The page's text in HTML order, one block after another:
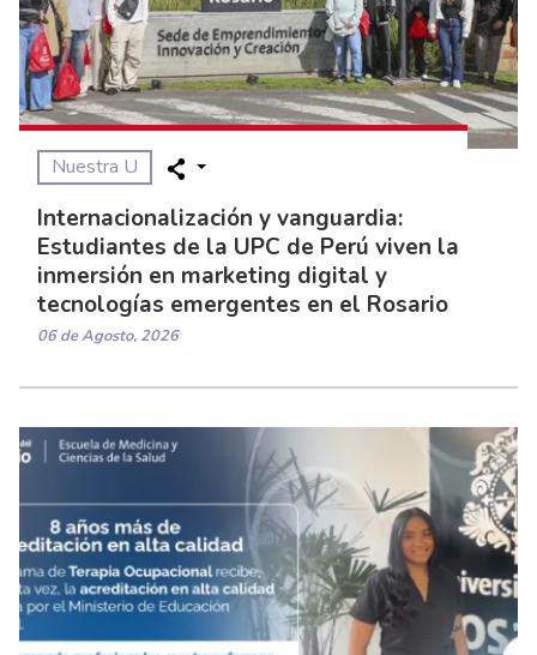
Nuestra U
Internacionalización y vanguardia:
Estudiantes de la UPC de Perú viven la
inmersión en marketing digital y
tecnologías emergentes en el Rosario
06 de Agosto, 2026